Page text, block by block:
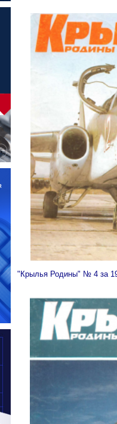
"Крылья Родины" № 4 за